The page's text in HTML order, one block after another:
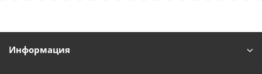
Информация